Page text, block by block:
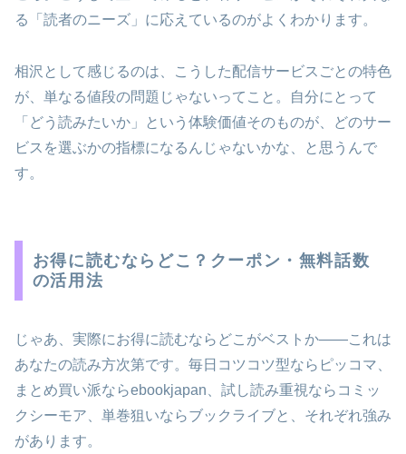
る「読者のニーズ」に応えているのがよくわかります。
相沢として感じるのは、こうした配信サービスごとの特色
が、単なる値段の問題じゃないってこと。自分にとって
「どう読みたいか」という体験価値そのものが、どのサー
ビスを選ぶかの指標になるんじゃないかな、と思うんで
す。
お得に読むならどこ？クーポン・無料話数
の活用法
じゃあ、実際にお得に読むならどこがベストか――これは
あなたの読み方次第です。毎日コツコツ型ならピッコマ、
まとめ買い派ならebookjapan、試し読み重視ならコミッ
クシーモア、単巻狙いならブックライブと、それぞれ強み
があります。